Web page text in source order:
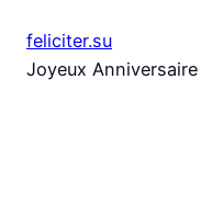
au
contenu
feliciter.su
Joyeux Anniversaire